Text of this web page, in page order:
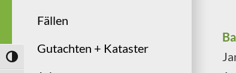
Umschalten auf hohe Kontraste
Fällen
Gutachten + Kataster